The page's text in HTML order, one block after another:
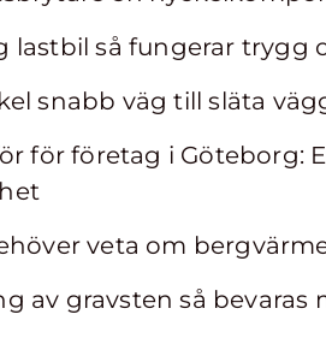
lastbil så fungerar trygg
snabb väg till släta
för företag i Göteborg:
veta om
av gravsten så